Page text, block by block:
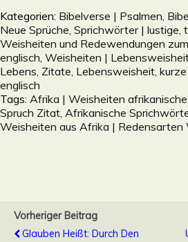
Kategorien: Bibelverse | Psalmen,
Neue Sprüche Sprichwörter | lustige,
Weisheiten und Redewendungen
englisch Weisheiten |
Lebens, Zitate, Lebensweisheit,
englisch
Tags: Afrika | Weisheiten
Spruch Zitat Afrikanische
Weisheiten aus Afrika | Redensarten
Vorheriger Beitrag
Glauben Heißt: Durch Den